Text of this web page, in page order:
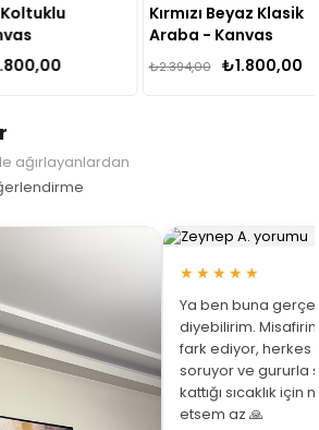
Kırmızı Beyaz Klasik
Araba - Kanvas
₺1.800,00
ağırlayanlardan
★★★★★
Ya ben buna
diyebilirim.
fark ediyor, herkes
soruyor ve gururla
kattığı sıcaklık
etsem az 🙏